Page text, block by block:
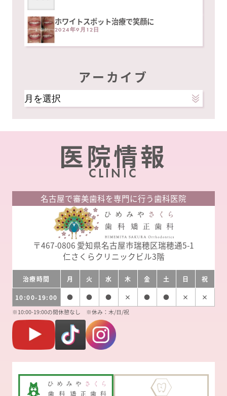
ホワイトスポット治療で笑顔に
2024年9月12日
アーカイブ
ア
ー
カ
医院情報
CLINIC
名古屋で審美歯科を専門に行う歯科医院
〒467-0806 愛知県名古屋市瑞穂区瑞穂通5-1
仁さくらクリニックビル3階
治療時間 月 火 水 木 金 土 日 祝
10:00-19:00 ● ● ● × ● ● × ×
※10:00-19:00の間休憩なし ※休み：木/日/祝